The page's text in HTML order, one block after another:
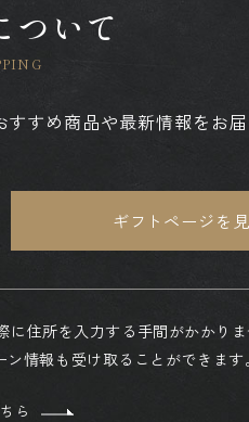
ついて
すめ商品や最新情報をお届
ギフトページを
住所を入力する手間がかかりま
情報も受け取ることができます。
ら